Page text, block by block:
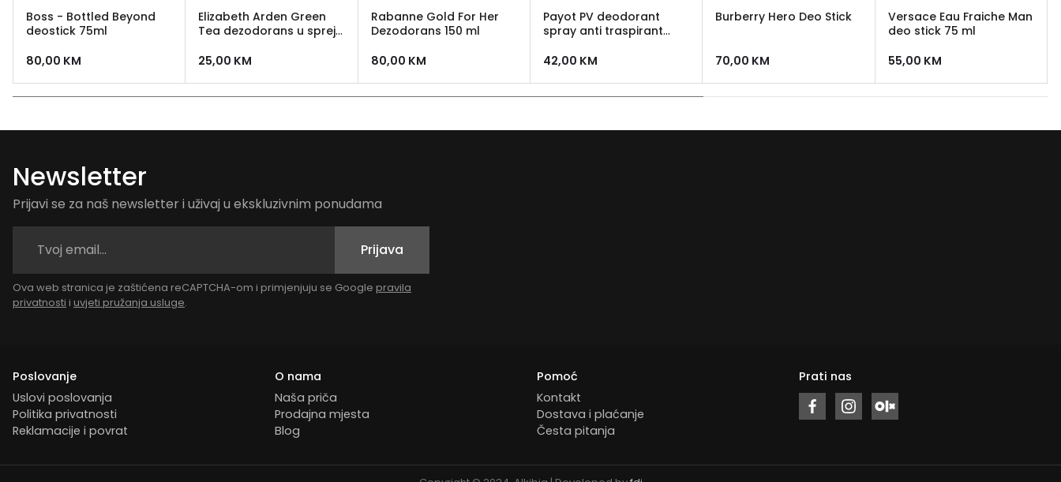
Boss - Bottled Beyond
deostick 75ml
80,00 KM
Elizabeth Arden Green
Tea dezodorans u spreju
25,00 KM
Rabanne Gold For Her
Dezodorans 150 ml
80,00 KM
Payot PV deodorant
spray anti traspirant
42,00 KM
Burberry Hero Deo Stick
70,00 KM
Versace Eau Fraiche Man
deo stick 75 ml
55,00 KM
Newsletter
Prijavi se za naš newsletter i uživaj u ekskluzivnim ponudama
Prijava
Ova web stranica je zaštićena reCAPTCHA-om i primjenjuju se Google pravila
privatnosti i uvjeti pružanja usluge.
Poslovanje
Uslovi poslovanja
Politika privatnosti
Reklamacije i povrat
O nama
Naša priča
Prodajna mjesta
Blog
Pomoć
Kontakt
Dostava i plaćanje
Česta pitanja
Prati nas